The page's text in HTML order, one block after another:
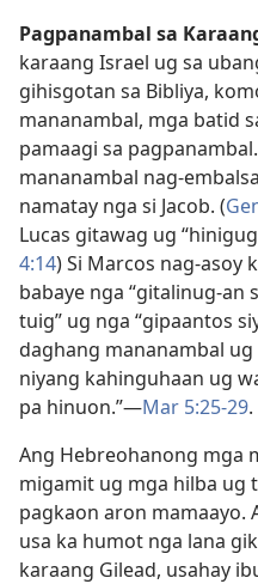
Pagpanambal sa
karaang Israel ug sa
gihisgotan sa Bibliya,
mananambal, mga batid
pamaagi sa
mananambal nag-
namatay nga si Jacob. (
Lucas gitawag ug
4:14) Si Marcos nag-asoy
babaye nga “gitalinug-an
tuig” ug nga “gipaantos
daghang mananambal
niyang kahinguhaan ug
pa hinuon.”​—Mar 5:25-29.
Ang Hebreohanong mga
migamit ug mga hilba ug
pagkaon aron mamaayo.
usa ka humot nga lana
karaang Gilead, usahay